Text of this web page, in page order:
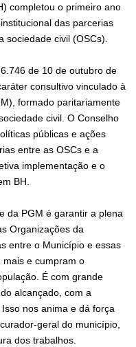
completou o primeiro ano
das parcerias
sociedade civil (OSCs).
de 10 de outubro de
consultivo vinculado à
formado paritariamente
civil. O Conselho
públicas e ações
entre as OSCs e a
implementação e o
BH.
da PGM é garantir a plena
Organizações da
entre o Município e essas
mais e cumpram o
É com grande
alcançado, com a
nos anima e dá força
geral do município,
dos trabalhos.